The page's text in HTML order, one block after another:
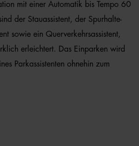
mit einer Automatik bis Tempo 60
der Stauassistent, der Spurhalte-
sowie ein Querverkehrsassistent,
erleichtert. Das Einparken wird
Parkassistenten ohnehin zum